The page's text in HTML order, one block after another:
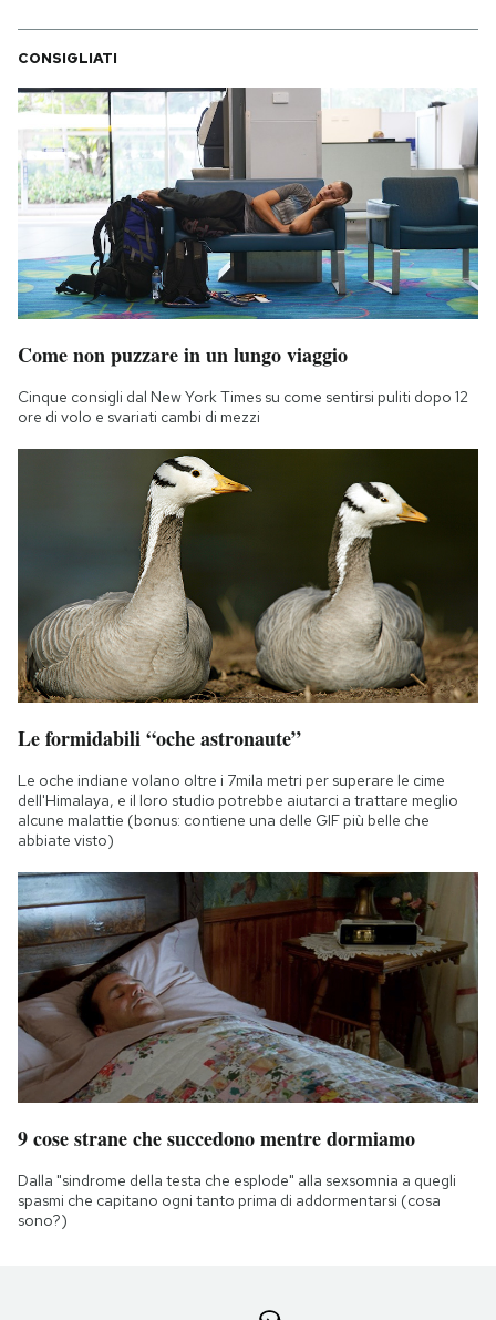
CONSIGLIATI
Come non puzzare in un lungo viaggio
Cinque consigli dal New York Times su come sentirsi puliti dopo 12
ore di volo e svariati cambi di mezzi
Le formidabili “oche astronaute”
Le oche indiane volano oltre i 7mila metri per superare le cime
dell'Himalaya, e il loro studio potrebbe aiutarci a trattare meglio
alcune malattie (bonus: contiene una delle GIF più belle che
abbiate visto)
9 cose strane che succedono mentre dormiamo
Dalla "sindrome della testa che esplode" alla sexsomnia a quegli
spasmi che capitano ogni tanto prima di addormentarsi (cosa
sono?)